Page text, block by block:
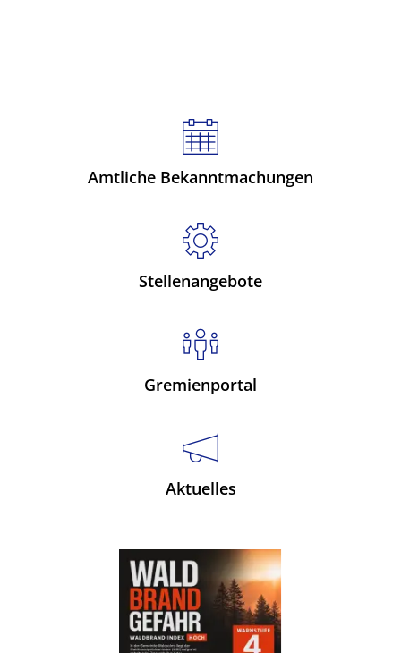
Amtliche Bekanntmachungen
Stellenangebote
Gremienportal
Aktuelles